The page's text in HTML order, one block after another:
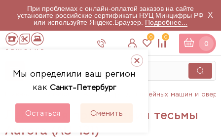
При проблемах с онлайн-оплатой заказов на сайте
установите российские сертификаты НУЦ Минцифры РФ
или используйте Яндекс.Браузер. Подробнее...
X
Мы определили ваш регион
как Санкт-Петербург
Остаться Сменить
0 0
0
Аксессуары для швейных машин и
Лапка для пришивания тесьмы
Aurora (AU-131)